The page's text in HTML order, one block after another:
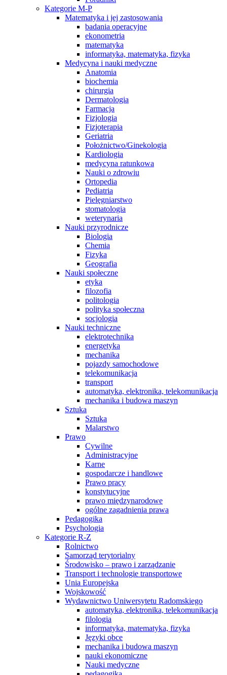
Kategorie M-P
Matematyka i jej zastosowania
badania operacyjne
ekonometria
matematyka
informatyka, matematyka, fizyka
Medycyna i nauki medyczne
Anatomia
biochemia
chirurgia
Dermatologia
Farmacja
Fizjologia
Fizjoterapia
Geriatria
Położnictwo/Ginekologia
Kardiologia
medycyna ratunkowa
Nauki o zdrowiu
Ortopedia
Pediatria
Pielęgniarstwo
stomatologia
weterynaria
Nauki przyrodnicze
Biologia
Chemia
Fizyka
Geografia
Nauki społeczne
etyka
filozofia
politologia
polityka społeczna
socjologia
Nauki techniczne
elektrotechnika
energetyka
mechanika
pojazdy samochodowe
telekomunikacja
transport
automatyka, elektronika, telekomunikacja
mechanika i budowa maszyn
Sztuka
Sztuka
Malarstwo
Prawo
Cywilne
Administracyjne
Karne
gospodarcze i handlowe
Prawo pracy
konstytucyjne
prawo międzynarodowe
ogólne zagadnienia prawa
Pedagogika
Psychologia
Kategorie R-Z
Rolnictwo
Samorząd terytorialny
Środowisko – prawo i zarządzanie
Transport i technologie transportowe
Unia Europejska
Wojskowość
Wydawnictwo Uniwersytetu Radomskiego
automatyka, elektronika, telekomunikacja
filologia
informatyka, matematyka, fizyka
Języki obce
mechanika i budowa maszyn
nauki ekonomiczne
Nauki medyczne